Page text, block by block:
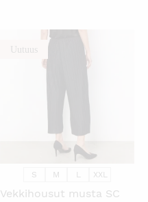
29,00 €.
UutuusKATSO PIKANÄKYMÄ
S M L XXL
Vekkihousut musta SC